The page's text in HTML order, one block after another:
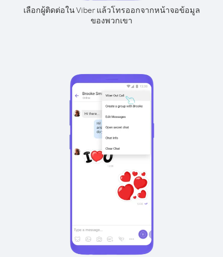
เลือกผู้ติดต่อใน Viber แล้วโทรออกจากหน้าจอข้อมูล
ของพวกเขา